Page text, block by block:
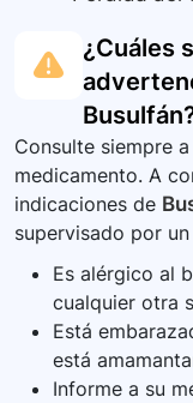
¿Cuáles
Busulfán
Consulte siempre
medicamento. A
indicaciones de
supervisado por
Es alérgico al
cualquier otra
Está
está
Informe a su